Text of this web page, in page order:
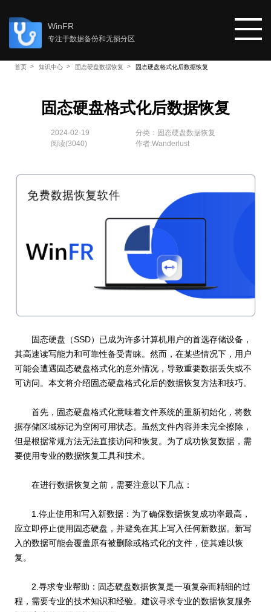
WinFR
专注于数据备份和无损分区
首页 知识中心 固态硬盘数据恢复 固态硬盘格式化后数据恢复
固态硬盘格式化后数据恢复
2024-02-19 分类： 固态硬盘数据恢复
阅读(3040) 作者:Wanderlust
固态硬盘（SSD）已成为许多计算机用户的首选存储设备，
其高速读写能力和可靠性备受青睐。然而，在某些情况下，用户
可能会遭遇固态硬盘格式化的意外情况，导致重要数据丢失或不
可访问。本文将介绍固态硬盘格式化后的数据恢复方法和技巧。
首先，固态硬盘格式化意味着文件系统的重新初始化，将数
据存储区域标记为空闲可用状态。虽然文件内容并未完全擦除，
但是根据常规方法无法直接访问和恢复。为了成功恢复数据，需
要使用专业的数据恢复工具和技术。
在进行数据恢复之前，需要注意以下几点：
1.停止使用和写入新数据：为了确保数据恢复成功率最高，
应立即停止使用固态硬盘，并避免在其上写入任何新数据。新写
入的数据可能会覆盖原有被删除或格式化的文件，使其难以恢
复。
2.寻求专业帮助：固态硬盘数据恢复是一项复杂而精细的过
程，需要专业的技术知识和经验。建议寻求专业的数据恢复服务